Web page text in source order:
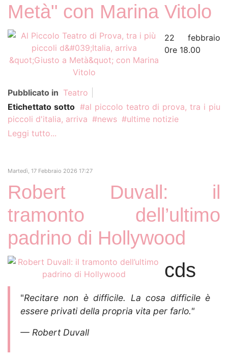
Metà" con Marina Vitolo
22 febbraio
0re 18.00
Pubblicato in Teatro
Etichettato sotto
al piccolo teatro di prova, tra i piu
piccoli d'italia, arriva
news
ultime notizie
Leggi tutto...
Martedì, 17 Febbraio 2026 17:27
Robert Duvall: il
tramonto dell’ultimo
padrino di Hollywood
cds
​"Recitare non è difficile. La cosa difficile è
essere privati della propria vita per farlo."
— Robert Duvall